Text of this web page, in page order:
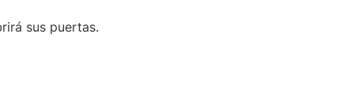
sus puertas.